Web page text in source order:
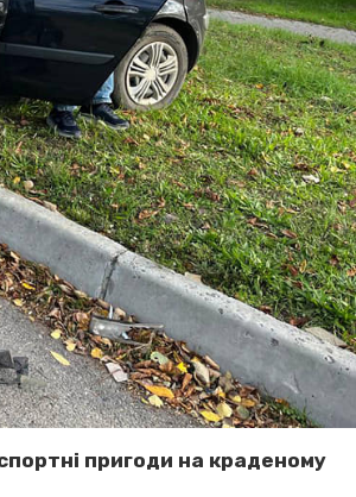
пригоди на краденому